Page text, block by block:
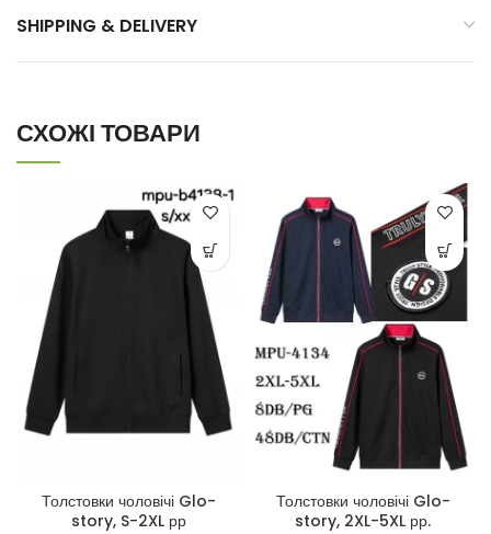
SHIPPING & DELIVERY
СХОЖІ ТОВАРИ
Толстовки чоловічі Glo-
story, S-2XL рр
Толстовки чоловічі Glo-
story, 2XL-5XL рр.